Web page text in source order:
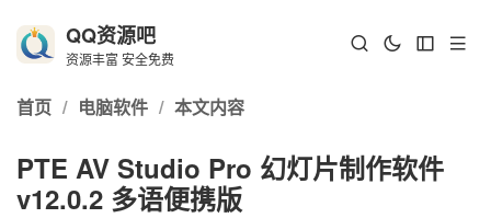
QQ资源吧
资源丰富 安全免费
首页 / 电脑软件 / 本文内容
PTE AV Studio Pro 幻灯片制作软件
v12.0.2 多语便携版